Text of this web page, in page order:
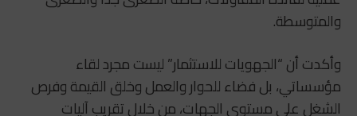
والمتوسطة.
وأكدت أن “الجهويات للاستثمار” ليست مجرد لقاء
مؤسساتي، بل فضاء للحوار والعمل وخلق القيمة وفرص
الشغل على مستوى الجهات، من خلال تقريب آليات